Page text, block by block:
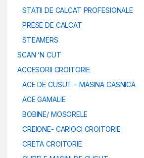
STATII DE CALCAT PROFESIONALE
PRESE DE CALCAT
STEAMERS
SCAN ‘N CUT
ACCESORII CROITORIE
ACE DE CUSUT – MASINA CASNICA
ACE GAMALIE
BOBINE/ MOSORELE
CREIONE- CARIOCI CROITORIE
CRETA CROITORIE